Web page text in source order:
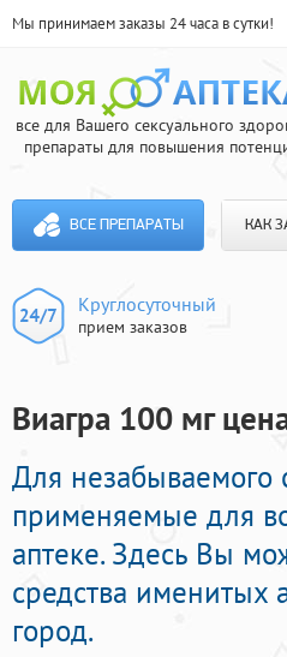
Мы принимаем заказы 24 часа в сутки!
все для Вашего сексуального
препараты для повышения
ВСЕ ПРЕПАРАТЫ КАК
Круглосуточный
прием заказов
Виагра 100 мг
Для незабываемого
применяемые для
аптеке. Здесь Вы
средства именитых
город.